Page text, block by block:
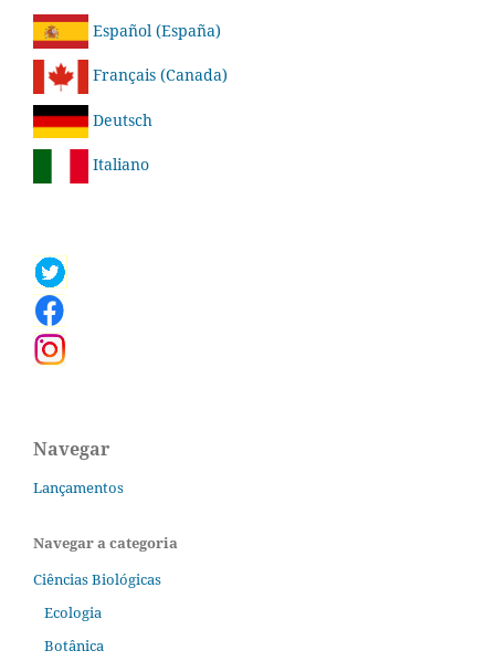
Español (España)
Français (Canada)
Deutsch
Italiano
Navegar
Lançamentos
Navegar a categoria
Ciências Biológicas
Ecologia
Botânica